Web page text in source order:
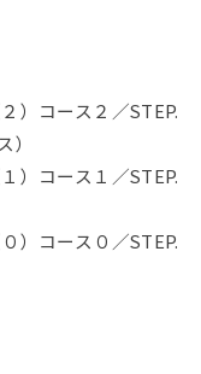
）コース２／STEP.
）コース１／STEP.
）コース０／STEP.